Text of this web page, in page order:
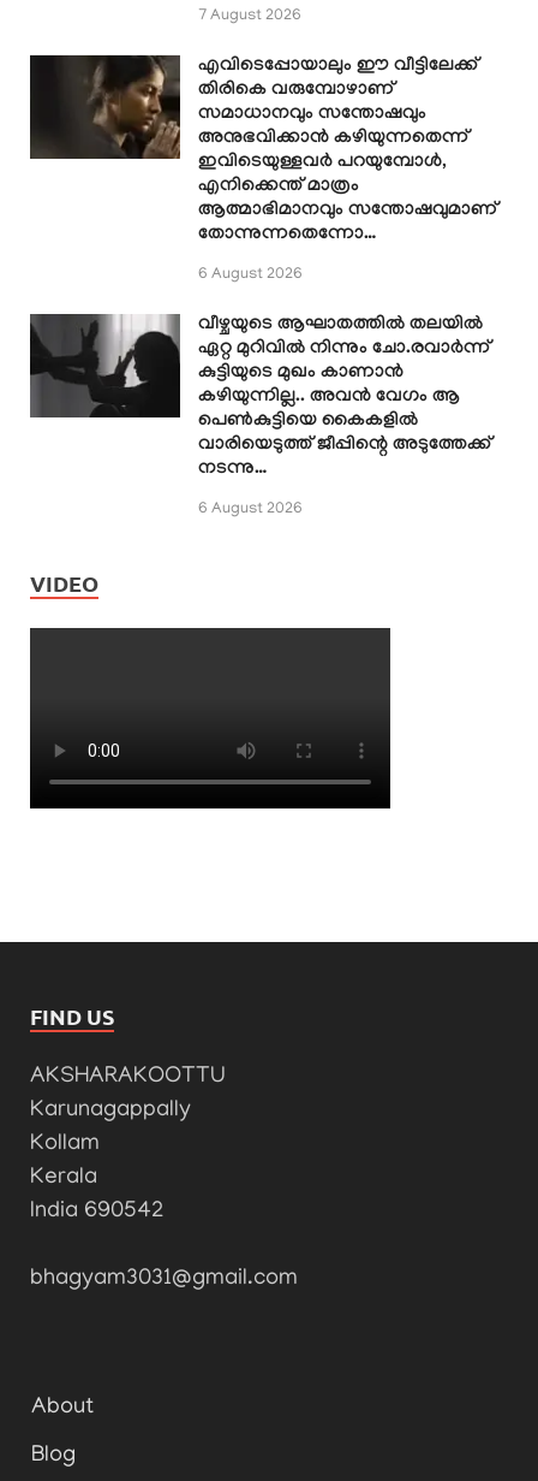
7 August 2026
എവിടെപ്പോയാലും ഈ വീട്ടിലേക്ക്
തിരികെ വരുമ്പോഴാണ്
സമാധാനവും സന്തോഷവും
അനുഭവിക്കാൻ കഴിയുന്നതെന്ന്
ഇവിടെയുള്ളവർ പറയുമ്പോൾ,
എനിക്കെന്ത് മാത്രം
ആത്മാഭിമാനവും സന്തോഷവുമാണ്
തോന്നുന്നതെന്നോ…
6 August 2026
വീഴ്ചയുടെ ആഘാതത്തിൽ തലയിൽ
ഏറ്റ മുറിവിൽ നിന്നും ചോ.രവാർന്ന്
കുട്ടിയുടെ മുഖം കാണാൻ
കഴിയുന്നില്ല.. അവൻ വേഗം ആ
പെൺകുട്ടിയെ കൈകളിൽ
വാരിയെടുത്ത് ജീപ്പിന്റെ അടുത്തേക്ക്
നടന്നു…
6 August 2026
VIDEO
FIND US
AKSHARAKOOTTU
Karunagappally
Kollam
Kerala
India 690542
bhagyam3031@gmail.com
About
Blog